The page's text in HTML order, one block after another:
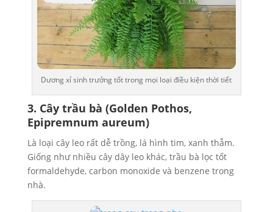
Dương xỉ sinh trưởng tốt trong mọi loại điều kiện thời tiết
3. Cây trầu bà (Golden Pothos,
Epipremnum aureum)
Là loại cây leo rất dễ trồng, lá hình tim, xanh thẫm.
Giống như nhiều cây dây leo khác, trầu bà lọc tốt
formaldehyde, carbon monoxide và benzene trong
nhà.